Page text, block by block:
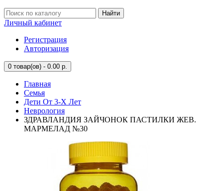
Найти
Личный кабинет
Регистрация
Авторизация
0 товар(ов) - 0.00 р.
Главная
Семья
Дети От 3-Х Лет
Неврология
ЗДРАВЛАНДИЯ ЗАЙЧОНОК ПАСТИЛКИ ЖЕВ.
МАРМЕЛАД №30